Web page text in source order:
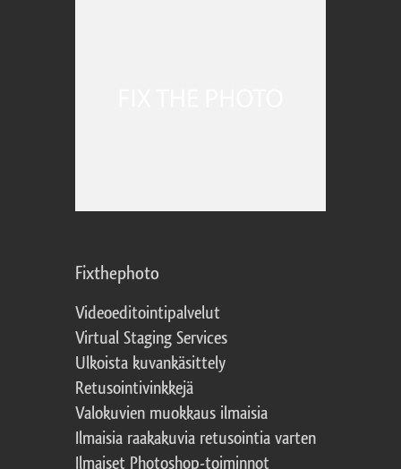
Fixthephoto
Videoeditointipalvelut
Virtual Staging Services
Ulkoista kuvankäsittely
Retusointivinkkejä
Valokuvien muokkaus ilmaisia
Ilmaisia raakakuvia retusointia varten
Ilmaiset Photoshop-toiminnot